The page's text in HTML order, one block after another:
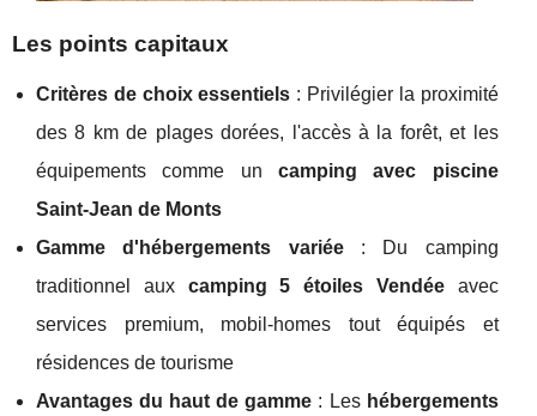
Les points capitaux
Critères de choix essentiels : Privilégier la proximité
des 8 km de plages dorées, l'accès à la forêt, et les
équipements comme un camping avec piscine
Saint-Jean de Monts
Gamme d'hébergements variée: Du camping
traditionnel aux camping 5 étoiles Vendéeavec
services premium, mobil-homes tout équipés et
résidences de tourisme
Avantages du haut de gamme : Les hébergements